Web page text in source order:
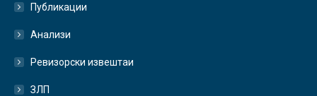
Публикации
Анализи
Ревизорски извештаи
ЗЛП